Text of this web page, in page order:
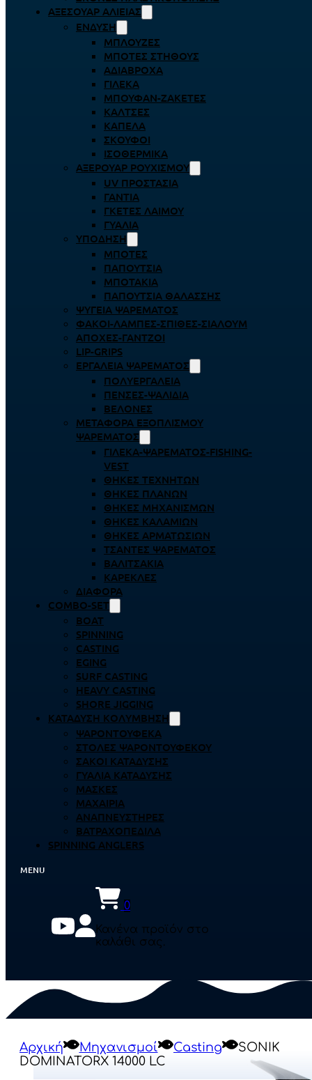
ΑΞΕΣΟΥΆΡ ΑΛΙΕΊΑΣ
ΈΝΔΥΣΗ
ΜΠΛΟΎΖΕΣ
ΜΠΌΤΕΣ ΣΤΉΘΟΥΣ
ΑΔΙΆΒΡΟΧΑ
ΓΙΛΈΚΑ
ΜΠΟΥΦΆΝ-ΖΑΚΈΤΕΣ
ΚΆΛΤΣΕΣ
ΚΑΠΈΛΑ
ΣΚΟΎΦΟΙ
ΙΣΟΘΕΡΜΙΚΆ
ΑΞΕΡΟΥΆΡ ΡΟΥΧΙΣΜΟΎ
UV ΠΡΟΣΤΑΣΊΑ
ΓΆΝΤΙΑ
ΓΚΈΤΕΣ ΛΑΊΜΟΥ
ΓΥΑΛΙΆ
ΥΠΌΔΗΣΗ
ΜΠΌΤΕΣ
ΠΑΠΟΎΤΣΙΑ
ΜΠΟΤΆΚΙΑ
ΠΑΠΟΎΤΣΙΑ ΘΑΛΆΣΣΗΣ
ΨΥΓΕΊΑ ΨΑΡΈΜΑΤΟΣ
ΦΑΚΟΊ-ΛΆΜΠΕΣ-ΣΠΊΘΕΣ-ΣΊΑΛΟΥΜ
ΑΠΌΧΕΣ-ΓΆΝΤΖΟΙ
LIP-GRIPS
EΡΓΑΛΕΊΑ ΨΑΡΈΜΑΤΟΣ
ΠΟΛΥΕΡΓΑΛΕΊΑ
ΠΈΝΣΕΣ-ΨΑΛΊΔΙΑ
ΒΕΛΌΝΕΣ
ΜΕΤΑΦΟΡΆ ΕΞΟΠΛΙΣΜΟΎ
ΨΑΡΈΜΑΤΟΣ
ΓΙΛΈΚΑ-ΨΑΡΈΜΑΤΟΣ-FISHING-
VEST
ΘΉΚΕΣ ΤΕΧΝΗΤΏΝ
ΘΉΚΕΣ ΠΛΆΝΩΝ
ΘΉΚΕΣ ΜΗΧΑΝΙΣΜΏΝ
ΘΉΚΕΣ ΚΑΛΑΜΙΏΝ
ΘΉΚΕΣ ΑΡΜΑΤΩΣΙΏΝ
ΤΣΆΝΤΕΣ ΨΑΡΈΜΑΤΟΣ
ΒΑΛΙΤΣΆΚΙΑ
ΚΑΡΈΚΛΕΣ
ΔΙΆΦΟΡΑ
COMBO-SET
BOAT
SPINNING
CASTING
EGING
SURF CASTING
HEAVY CASTING
SHORE JIGGING
ΚΑΤΆΔΥΣΗ ΚΟΛΎΜΒΗΣΗ
ΨΑΡΟΝΤΟΎΦΕΚΑ
ΣΤΟΛΈΣ ΨΑΡΟΝΤΟΎΦΕΚΟΥ
ΣΆΚΟΙ ΚΑΤΆΔΥΣΗΣ
ΓΥΑΛΙΆ ΚΑΤΆΔΥΣΗΣ
ΜΆΣΚΕΣ
ΜΑΧΑΊΡΙΑ
ΑΝΑΠΝΕΥΣΤΉΡΕΣ
ΒΑΤΡΑΧΟΠΈΔΙΛΑ
SPINNING ANGLERS
0
Κανένα προϊόν στο
καλάθι σας.
Αρχική Μηχανισμοί Casting
SONIK
DOMINATORX 14000 LC